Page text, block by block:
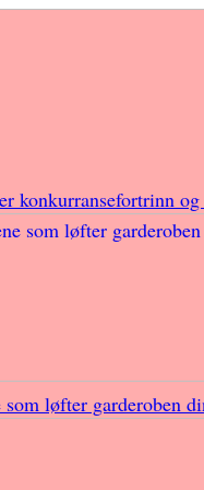
konkurransefortrinn og
løfter garderoben